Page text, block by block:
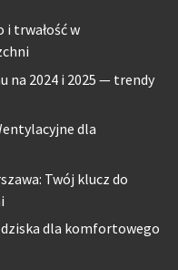
i trwałość w
na 2024 i 2025 — trendy
dla
Twój klucz do
dla komfortowego